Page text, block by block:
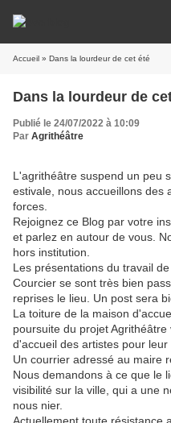
Accueil » Dans la lourdeur de cet été
Dans la lourdeur de
Publié le 24/07/2022 à 10:09
Par Agrithéâtre
L'agrithéâtre suspend un peu
estivale, nous accueillons des
forces.
Rejoignez ce Blog par votre
et parlez en autour de vous.
hors institution.
Les présentations du travail
Courcier se sont très bien
reprises le lieu. Un post sera
La toiture de la maison
poursuite du projet
d'accueil des artistes pour leur
Un courrier adressé au maire
Nous demandons à ce que le
visibilité sur la ville, qui a une
nous nier.